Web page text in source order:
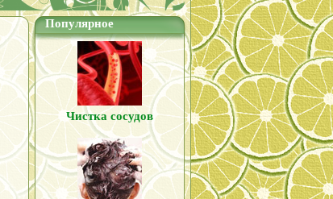
Популярное
Чистка сосудов